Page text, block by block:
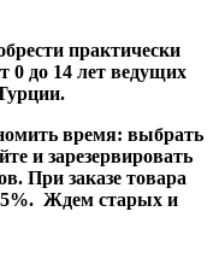
практически
0 до 14 лет ведущих
время: выбрать
и зарезервировать
При заказе товара
5%. Ждем старых и